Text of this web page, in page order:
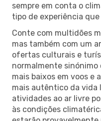
sempre em conta o
tipo de experiência
Conte com multidões
mas também com um
ofertas culturais e
normalmente sinónimo
mais baixos em voos e
mais autêntico da vida
atividades ao ar livre
às condições